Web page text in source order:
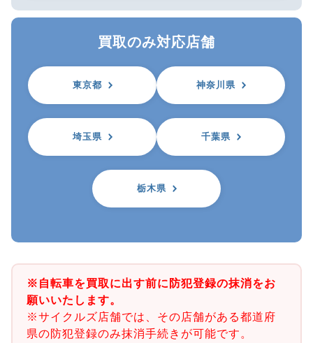
買取のみ対応店舗
東京都 神奈川県
埼玉県 千葉県
栃木県
※自転車を買取に出す前に防犯登録の抹消をお
願いいたします。
※サイクルズ店舗では、その店舗がある都道府
県の防犯登録のみ抹消手続きが可能です。